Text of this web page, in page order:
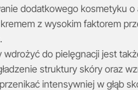
dodatkowego kosmetyku o
z wysokim faktorem
wdrożyć do pielęgnacji jest
struktury skóry oraz
intensywniej w głąb